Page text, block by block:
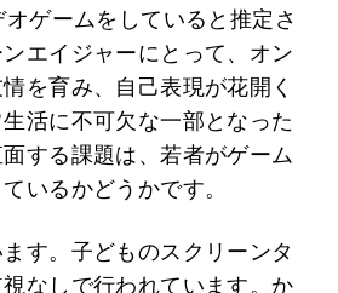
ゲームをしていると推定さ
エイジャーにとって、オン
を育み、自己表現が花開く
活に不可欠な一部となった
する課題は、若者がゲーム
いるかどうかです。
す。子どものスクリーンタ
なしで行われています。か